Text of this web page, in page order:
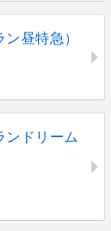
昼特急）
ンドリーム